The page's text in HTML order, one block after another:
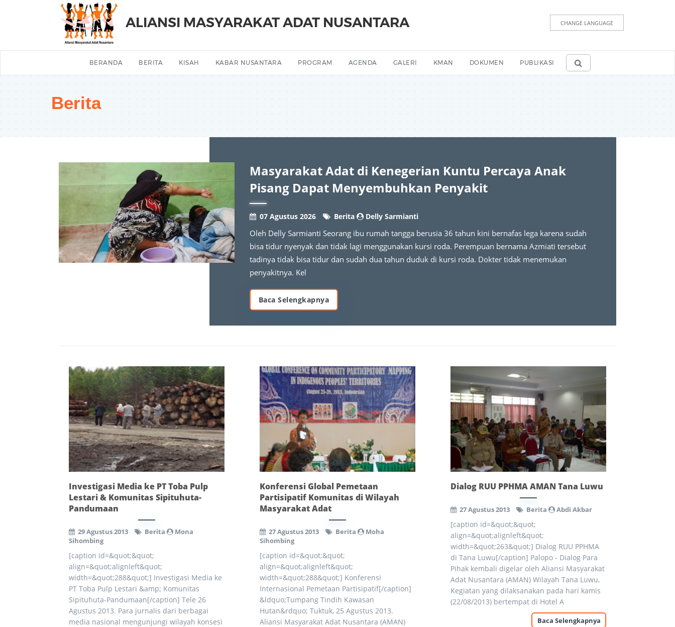
ALIANSI MASYARAKAT ADAT NUSANTARA CHANGE LANGUAGE
BERANDA BERITA KISAH KABAR NUSANTARA PROGRAM AGENDA GALERI KMAN DOKUMEN PUBLIKASI
Berita
Masyarakat Adat di Kenegerian Kuntu Percaya Anak
Pisang Dapat Menyembuhkan Penyakit
07 Agustus 2026 Berita Delly Sarmianti
Oleh Delly Sarmianti Seorang ibu rumah tangga berusia 36 tahun kini bernafas lega karena sudah
bisa tidur nyenyak dan tidak lagi menggunakan kursi roda. Perempuan bernama Azmiati tersebut
tadinya tidak bisa tidur dan sudah dua tahun duduk di kursi roda. Dokter tidak menemukan
penyakitnya. Kel
Baca Selengkapnya
Investigasi Media ke PT Toba Pulp
Lestari & Komunitas Sipituhuta-
Pandumaan
29 Agustus 2013 Berita
Mona
Sihombing
[caption id=&quot;&quot;
align=&quot;alignleft&quot;
width=&quot;288&quot;] Investigasi Media ke
PT Toba Pulp Lestari &amp; Komunitas
Sipituhuta-Pandumaan[/caption] Tele 26
Agustus 2013. Para jurnalis dari berbagai
media nasional mengunjungi wilayah konsesi
Konferensi Global Pemetaan
Partisipatif Komunitas di Wilayah
Masyarakat Adat
27 Agustus 2013 Berita
Moha
Sihombing
[caption id=&quot;&quot;
align=&quot;alignleft&quot;
width=&quot;288&quot;] Konferensi
Internasional Pemetaan Partisipatif[/caption]
&ldquo;Tumpang Tindih Kawasan
Hutan&rdquo; Tuktuk, 25 Agustus 2013.
Aliansi Masyarakat Adat Nusantara (AMAN)
Dialog RUU PPHMA AMAN Tana Luwu
27 Agustus 2013 Berita Abdi Akbar
[caption id=&quot;&quot;
align=&quot;alignleft&quot;
width=&quot;263&quot;] Dialog RUU PPHMA
di Tana Luwu[/caption] Palopo - Dialog Para
Pihak kembali digelar oleh Aliansi Masyarakat
Adat Nusantara (AMAN) Wilayah Tana Luwu,
Kegiatan yang dilaksanakan pada hari kamis
(22/08/2013) bertempat di Hotel A
Baca Selengkapnya